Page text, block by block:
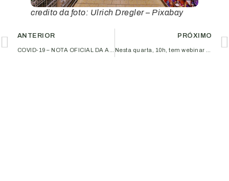
credito da foto: Ulrich Dregler – Pixabay
ANTERIOR PRÓXIMO